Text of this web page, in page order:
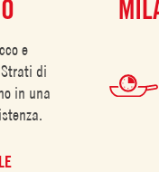
e
di
in una